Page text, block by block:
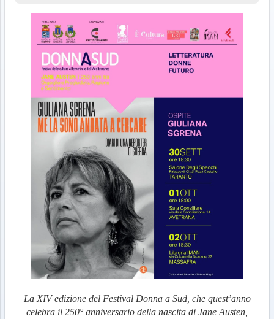
La XIV edizione del Festival Donna a Sud, che quest’anno
celebra il 250° anniversario della nascita di Jane Austen,